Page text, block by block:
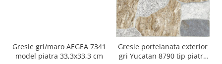
Gresie gri/maro AEGEA 7341
model piatra 33,3x33,3 cm
Gresie portelanata exterior
gri Yucatan 8790 tip piatra